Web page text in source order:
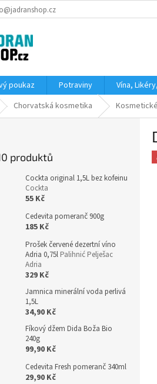
poukaz Potraviny Vína,
Chorvatská kosmetika
produktů
Cockta original 1,5L bez kofeinu
Cockta
55 Kč
Cedevita pomeranč 900g
185 Kč
Prošek červené dezertní víno
Adria 0,75l Palihnić Pelješac
Adria
329 Kč
Jamnica minerální voda perlivá
1,5L
34,90 Kč
Fíkový džem Dida Boža Bio
240g
99,90 Kč
Cedevita Fresh pomeranč 340ml
29,90 Kč